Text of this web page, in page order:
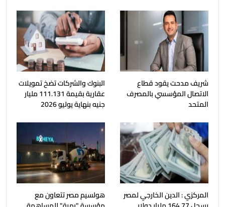
شريف مدحت يقود قطاع
الاتصال المؤسسي بالمصرف
المتحد
البنوك والشركات تضخ تمويلات
عقارية بقيمة 111.131 مليار
جنيه بنهاية يوليو 2026
المركزي : الدين الخارجي لمصر
هولسيم مصر تتعاون مع